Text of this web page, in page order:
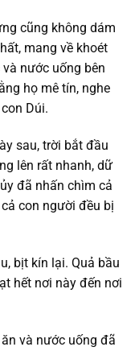
cũng không dám
mang về khoét
nước uống bên
họ mê tín, nghe
Dúi.
sau, trời bắt đầu
lên rất nhanh, dữ
đã nhấn chìm cả
con người đều bị
bịt kín lại. Quả bầu
hết nơi này đến nơi
và nước uống đã